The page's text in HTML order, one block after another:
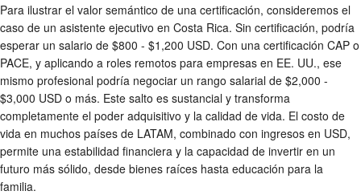
Para ilustrar el valor semántico de una certificación, consideremos el
caso de un asistente ejecutivo en Costa Rica. Sin certificación, podría
esperar un salario de $800 - $1,200 USD. Con una certificación CAP o
PACE, y aplicando a roles remotos para empresas en EE. UU., ese
mismo profesional podría negociar un rango salarial de $2,000 -
$3,000 USD o más. Este salto es sustancial y transforma
completamente el poder adquisitivo y la calidad de vida. El costo de
vida en muchos países de LATAM, combinado con ingresos en USD,
permite una estabilidad financiera y la capacidad de invertir en un
futuro más sólido, desde bienes raíces hasta educación para la
familia.